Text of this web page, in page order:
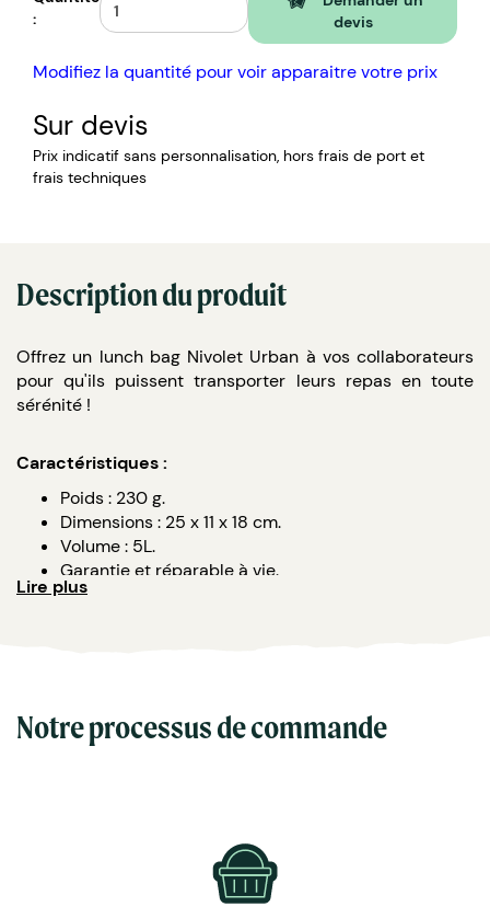
:
devis
Modifiez la quantité pour voir apparaitre votre prix
Sur devis
Prix indicatif sans personnalisation, hors frais de port et
frais techniques
Description du produit
Offrez un lunch bag Nivolet Urban à vos collaborateurs
pour qu'ils puissent transporter leurs repas en toute
sérénité !
Caractéristiques :
Poids : 230 g.
Dimensions : 25 x 11 x 18 cm.
Volume : 5L.
Garantie et réparable à vie.
Personnalisation : broderie ou sérigraphie
Lire plus
Notre processus de commande